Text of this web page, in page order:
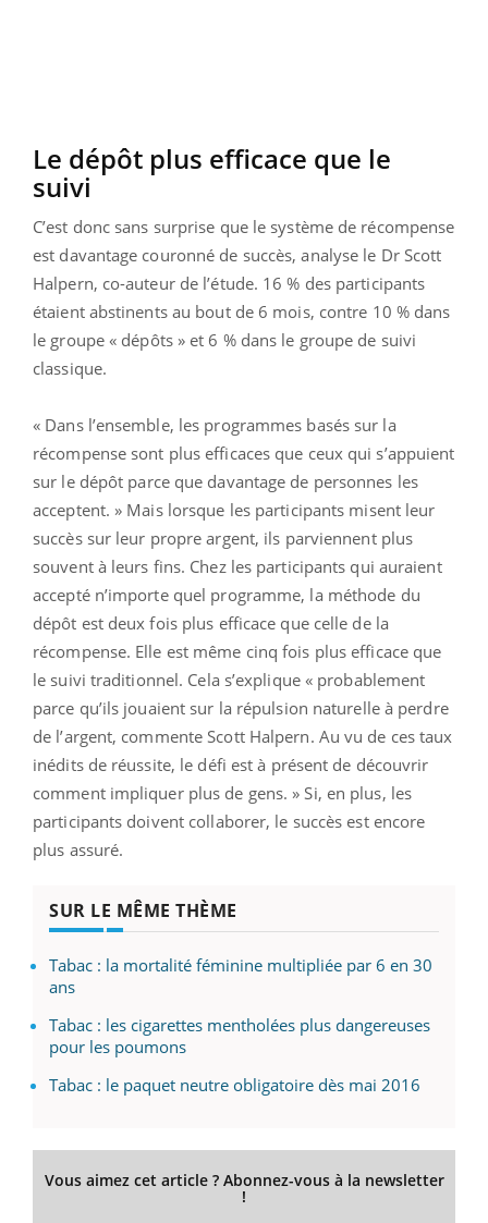
Le dépôt plus efficace que le
suivi
C’est donc sans surprise que le système de récompense
est davantage couronné de succès, analyse le Dr Scott
Halpern, co-auteur de l’étude. 16 % des participants
étaient abstinents au bout de 6 mois, contre 10 % dans
le groupe « dépôts » et 6 % dans le groupe de suivi
classique.
« Dans l’ensemble, les programmes basés sur la
récompense sont plus efficaces que ceux qui s’appuient
sur le dépôt parce que davantage de personnes les
acceptent. » Mais lorsque les participants misent leur
succès sur leur propre argent, ils parviennent plus
souvent à leurs fins. Chez les participants qui auraient
accepté n’importe quel programme, la méthode du
dépôt est deux fois plus efficace que celle de la
récompense. Elle est même cinq fois plus efficace que
le suivi traditionnel. Cela s’explique « probablement
parce qu’ils jouaient sur la répulsion naturelle à perdre
de l’argent, commente Scott Halpern. Au vu de ces taux
inédits de réussite, le défi est à présent de découvrir
comment impliquer plus de gens. » Si, en plus, les
participants doivent collaborer, le succès est encore
plus assuré.
SUR LE MÊME THÈME
Tabac : la mortalité féminine multipliée par 6 en 30
ans
Tabac : les cigarettes mentholées plus dangereuses
pour les poumons
Tabac : le paquet neutre obligatoire dès mai 2016
Vous aimez cet article ? Abonnez-vous à la newsletter
!